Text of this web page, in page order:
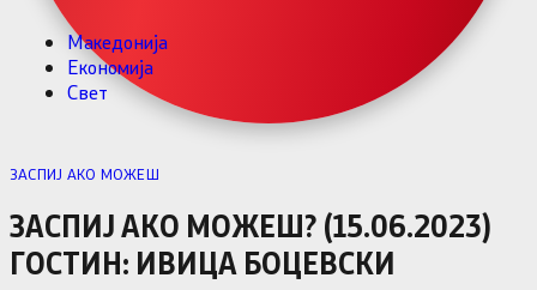
Македонија
Економија
Свет
ЗАСПИЈ АКО МОЖЕШ
ЗАСПИЈ АКО МОЖЕШ? (15.06.2023)
ГОСТИН: ИВИЦА БОЦЕВСКИ